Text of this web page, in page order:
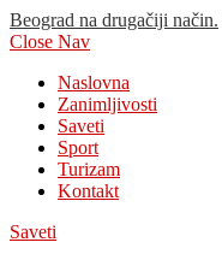
Beograd na drugačiji način.
Close Nav
Naslovna
Zanimljivosti
Saveti
Sport
Turizam
Kontakt
Saveti